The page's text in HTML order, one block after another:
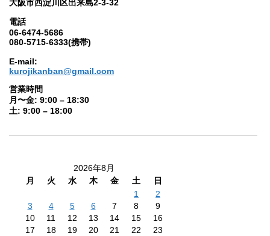
大阪市西淀川区出来島2-3-32
電話
06-6474-5686
080-5715-6333(携帯)
E-mail:
kurojikanban@gmail.com
営業時間
月〜金: 9:00 – 18:30
土: 9:00 – 18:00
2026年8月
月
火 水 木 金 土
日
1
2
3
4 5 6 7 8
9
10
11 12 13 14 15
16
17
18 19 20 21 22
23